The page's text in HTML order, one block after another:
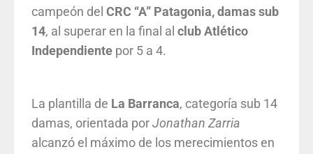
campeón del CRC “A” Patagonia, damas sub
14, al superar en la final al club Atlético
Independiente por 5 a 4.
La plantilla de La Barranca, categoría sub 14
damas, orientada porJonathan Zarria
alcanzó el máximo de los merecimientos en